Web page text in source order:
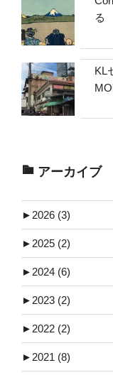
る
KL
アーカイブ
► 2026 (3)
► 2025 (2)
► 2024 (6)
► 2023 (2)
► 2022 (2)
► 2021 (8)